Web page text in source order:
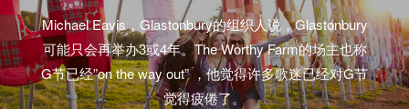
Michael Eavis，Glastonbury的组织人说，Glastonbury
可能只会再举办3或4年。The Worthy Farm的场主也称
G节已经”on the way out” ，他觉得许多歌迷已经对G节
觉得疲倦了。